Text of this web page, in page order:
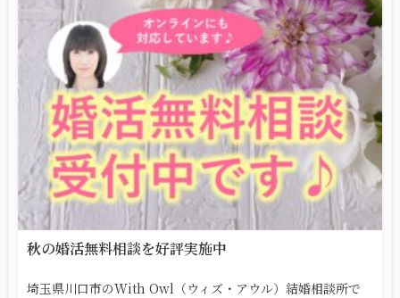
秋の婚活無料相談を好評実施中
埼玉県川口市のWith Owl（ウィズ・アウル）結婚相談所で